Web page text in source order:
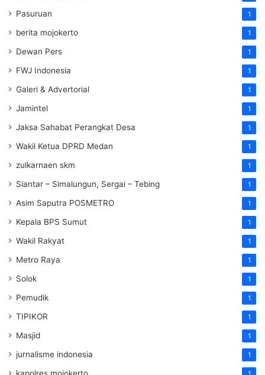
Pasuruan 1
berita mojokerto 1
Dewan Pers 1
FWJ Indonesia 1
Galeri & Advertorial 1
Jamintel 1
Jaksa Sahabat Perangkat Desa 1
Wakil Ketua DPRD Medan 1
zulkarnaen skm 1
Siantar – Simalungun, Sergai – Tebing 1
Asim Saputra POSMETRO 1
Kepala BPS Sumut 1
Wakil Rakyat 1
Metro Raya 1
Solok 1
Pemudik 1
TIPIKOR 1
Masjid 1
jurnalisme indonesia 1